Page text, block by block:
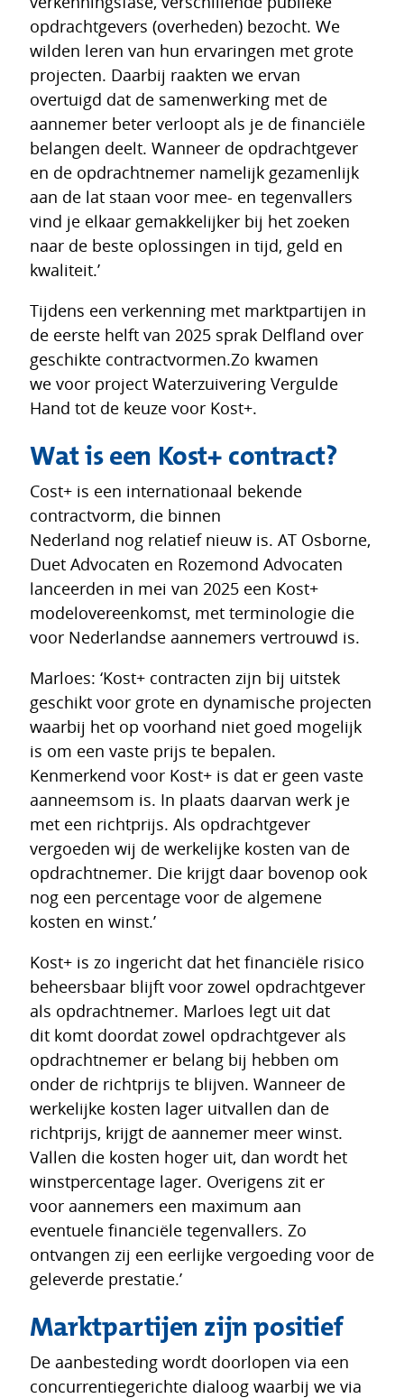
opdrachtgevers (overheden) bezocht. We
wilden leren van hun ervaringen met grote
projecten. Daarbij raakten we ervan
overtuigd dat de samenwerking met de
aannemer beter verloopt als je de financiële
belangen deelt. Wanneer de opdrachtgever
en de opdrachtnemer namelijk gezamenlijk
aan de lat staan voor mee- en tegenvallers
vind je elkaar gemakkelijker bij het zoeken
naar de beste oplossingen in tijd, geld en
kwaliteit.’
Tijdens een verkenning met marktpartijen in
de eerste helft van 2025 sprak Delfland over
geschikte contractvormen.Zo kwamen
we voor project Waterzuivering Vergulde
Hand tot de keuze voor Kost+.
Wat is een Kost+ contract?
Cost+ is een internationaal bekende
contractvorm, die binnen
Nederland nog relatief nieuw is. AT Osborne,
Duet Advocaten en Rozemond Advocaten
lanceerden in mei van 2025 een Kost+
modelovereenkomst, met terminologie die
voor Nederlandse aannemers vertrouwd is.
Marloes: ‘Kost+ contracten zijn bij uitstek
geschikt voor grote en dynamische projecten
waarbij het op voorhand niet goed mogelijk
is om een vaste prijs te bepalen.
Kenmerkend voor Kost+ is dat er geen vaste
aanneemsom is. In plaats daarvan werk je
met een richtprijs. Als opdrachtgever
vergoeden wij de werkelijke kosten van de
opdrachtnemer. Die krijgt daar bovenop ook
nog een percentage voor de algemene
kosten en winst.’
Kost+ is zo ingericht dat het financiële risico
beheersbaar blijft voor zowel opdrachtgever
als opdrachtnemer. Marloes legt uit dat
dit komt doordat zowel opdrachtgever als
opdrachtnemer er belang bij hebben om
onder de richtprijs te blijven. Wanneer de
werkelijke kosten lager uitvallen dan de
richtprijs, krijgt de aannemer meer winst.
Vallen die kosten hoger uit, dan wordt het
winstpercentage lager. Overigens zit er
voor aannemers een maximum aan
eventuele financiële tegenvallers. Zo
ontvangen zij een eerlijke vergoeding voor de
geleverde prestatie.’
Marktpartijen zijn positief
De aanbesteding wordt doorlopen via een
concurrentiegerichte dialoog waarbij we via